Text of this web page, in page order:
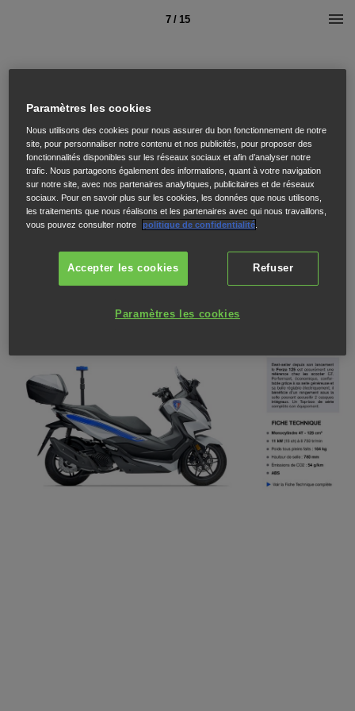
7 / 15
Paramètres les cookies
Nous utilisons des cookies pour nous assurer du bon fonctionnement de notre
site, pour personnaliser notre contenu et nos publicités, pour proposer des
fonctionnalités disponibles sur les réseaux sociaux et afin d’analyser notre
trafic. Nous partageons également des informations, quant à votre navigation
sur notre site, avec nos partenaires analytiques, publicitaires et de réseaux
sociaux. Pour en savoir plus sur les cookies, les données que nous utilisons,
les traitements que nous réalisons et les partenaires avec qui nous travaillons,
vous pouvez consulter notre
politique de confidentialité.
Refuser
Accepter les cookies
Paramètres les cookies